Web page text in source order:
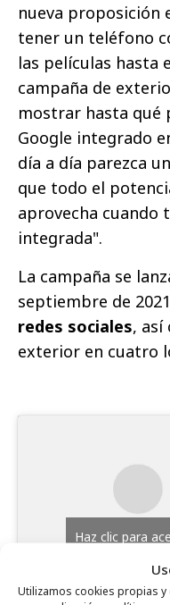
Utilizamos cookies propias
nueva proposición
tener un teléfono
las películas hasta
campaña de
mostrar hasta qué
Google integrado
día a día parezca
que todo el
aprovecha cuando
integrada".
La campaña se
septiembre de
redes sociales, así
exterior en cuatro
Haz clic para